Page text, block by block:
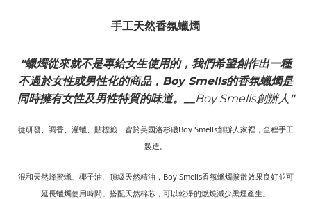
手工天然香氛蠟燭
"蠟燭從來就不是專給女生使用的， 我們希望創作出一種
不過於女性或男性化的商品，Boy Smells的香氛蠟燭是
同時擁有女性及男性特質的味道。
Boy Smells創辦人 "
從研發、調香、灌蠟、貼標籤，皆於美國洛杉磯Boy Smells創辦人家裡，全程手工
製造。
混和天然蜂蜜蠟、椰子油、頂級天然精油，Boy Smells香氛蠟燭擴散效果良好並可
延長蠟燭使用時間。搭配天然棉芯，可以乾淨的燃燒減少黑煙產生。